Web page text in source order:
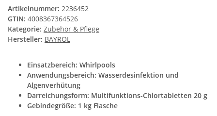
Artikelnummer: 2236452
GTIN: 4008367364526
Kategorie: Zubehör & Pflege
Hersteller: BAYROL
Einsatzbereich: Whirlpools
Anwendungsbereich: Wasserdesinfektion und
Algenverhütung
Darreichungsform: Multifunktions-Chlortabletten 20 g
Gebindegröße: 1 kg Flasche